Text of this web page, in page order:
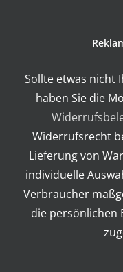
Sollte etwas nicht
haben Sie die
Widerrufsrecht
Lieferung von
individuelle
Verbraucher
die persönlichen